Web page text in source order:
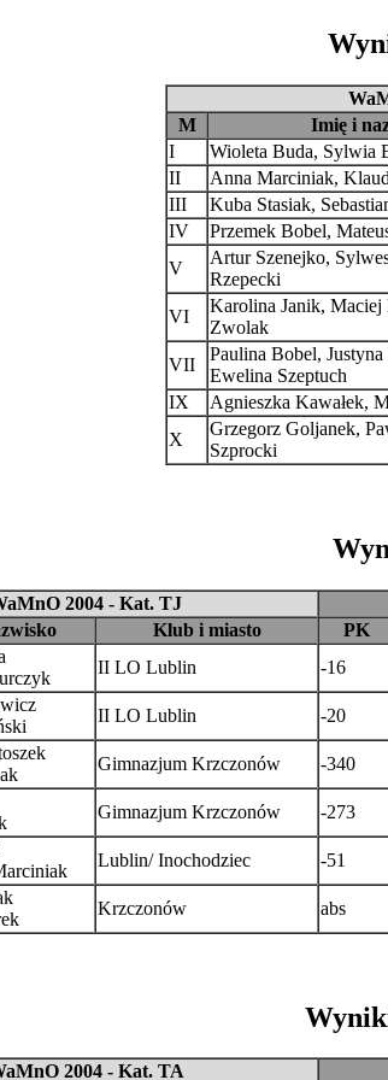
M Imię i
I
Wioleta Buda, Sylwia
II
Anna Marciniak,
III
Kuba Stasiak,
IV
Przemek Bobel,
V
Artur Szenejko,
Rzepecki
VI
Karolina Janik,
Zwolak
VII
Paulina Bobel,
Ewelina Szeptuch
IX
Agnieszka Kawałek,
X
Grzegorz Goljanek,
Szprocki
2004 - Kat. TJ
Klub i miasto PK
II LO Lublin -16
II LO Lublin -20
Gimnazjum Krzczonów -340
Gimnazjum Krzczonów -273
Lublin/ Inochodziec -51
Krzczonów abs
2004 - Kat. TA